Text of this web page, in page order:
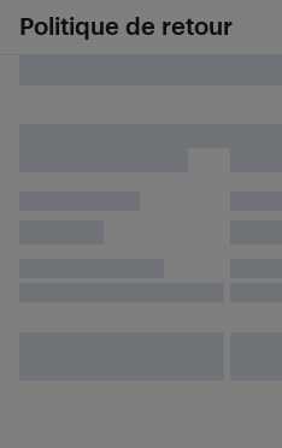
Politique de retour